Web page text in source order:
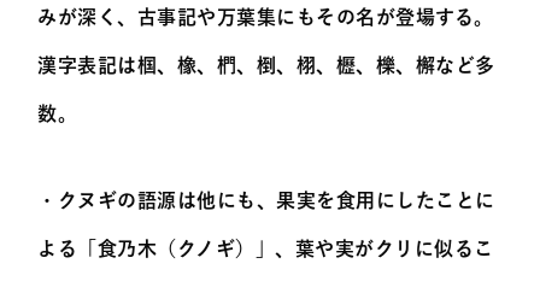
みが深く、古事記や万葉集にもその名が登場する。
漢字表記は椢、橡、椚、椡、栩、櫪、櫟、檞など多
数。
・クヌギの語源は他にも、果実を食用にしたことに
よる「食乃木（クノギ）」、葉や実がクリに似るこ